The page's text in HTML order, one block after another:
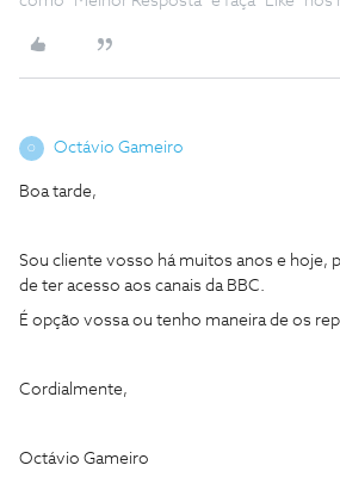
O Octávio Gameiro
Boa tarde,
Sou cliente vosso há muitos anos e hoje,
de ter acesso aos canais da BBC.
É opção vossa ou tenho maneira de os
Cordialmente,
Octávio Gameiro